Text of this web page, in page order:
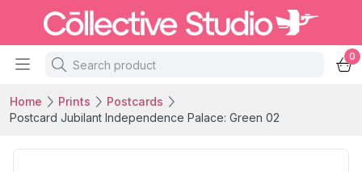
0
Home Prints
Postcards
Postcard Jubilant Independence Palace: Green 02